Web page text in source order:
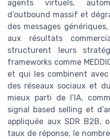
agents virtuels,
d’outbound massif et
des messages
aux résultats
structurent leurs
frameworks comme
et qui les combinent
des réseaux sociaux et
mieux parti de l’IA,
signal based selling et
appliquée aux SDR B2B,
taux de réponse, le